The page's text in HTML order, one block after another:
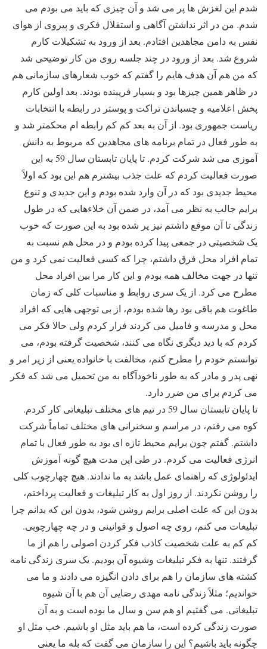
شدم این لغزش ها پر می شد و آن چیزی که باید می بودم می
شدم. من در اثر نداشتن آگاهی و استقلال فکری و پیروی از هوای
نفس به دامن مجاهدین افتادم. بعد از ورود به تشکیلات کارم
شروع شد. بعد از ورود در چند جلسه روی من کار توضیحی شد
که من هم آن هدف هایم را گفتم که خوب شعارهای سازمانی هم
در ظاهر همین چیزها بود و بسیار فریبنده بودند. بعد اولین کارم
پخش اعلامیه و چسباندن تراکت و پوستر در رابطه با انتخابات
ریاست جمهوری بود. از آن به بعد کم کم رابطه ام محکمتر شد و
به طور فعال در تمام برنامه های مجاهدین که مربوط به دانش
آموزی می شد شرکت کردم. تا پایان تابستان سال 59 به این
صورت فعالیت کردم که علت جذب بیشترم هم این بود که اولاً
محیط جدیدی بود که در آن وارد شده بودم و این جدیدی و تنوع
برایم جالب به نظر می آمد، در ضمن آن خلاءهایی که در طول
زندگی تا آن موقع داشتم نیز پر شده بود به این صورت که خوب
یک شخصیتی در جمعی پیدا کرده بودم و در محل هم نسبت به
تمام افراد محل فرق داشتم، چرا که کسی فعالیت نمی کرد و من
تنها در جهت مخالف همه بودم و این کار مرا بین افراد محل
مطرح می کرد. از یک سری روابط و مناسبات کلی که زمان
طاغوت هم باقی بود رها شده بودم، از بی توجهی هایی که افراد
محل و مدرسه و فامیل می کردند فرار کردم ولی حالا فکر می
کردم که با دید دیگری نگاه می کنند، شخصیت گرفته بودم، می
توانستم خودم را مطرح کنم، مخالفت با خانواده یعنی از زیر امر و
نهی پدر و مادر که به طور ناخودآگاه به من تحمیل می شد که فکر
می کردم برای من ضرر دارد.
تا پایان تابستان سال 59 در تیم های مختلف تبلیغاتی کار کردم.
کوه می رفتم، در مراسم و سخنرانی های مختلف تماماً شرکت
داشتم. گفتم چون برایم محیط تازه ای بود به طور فعال با تمام
انرژی فعالیت می کردم. در طی این مدت هیچ گونه آموزش
ایدئولوژی که راهنمای عمل باشد به ما ندادند. هیچ چهارچوب کلی
را روشن نکردند. از روز اول به کار تبلیغات و فعالیت پرداختم،
بدون این که علت اصلی برایم روشن شود، بدون این که بدانم چرا
تبلیغات می کنم، روی چه اصول و قوانینی و در چه چهارچوبی.
کم کم به علت شخصیت کاذب فکر کردن اصولی را هم از ما
گرفتند. تنها به فکر تبلیغات وشیوه آن بودیم. یک سری زندگی نامه
کشته های سازمان را هم برای دادن انگیزه می دادند و ما می
خواندیم؛ مثلاً زندگی نامه مهدی رضایی آن هم با آن شیوه
تبلیغاتی. می گفتیم او هم سن و سال ما بوده است و به آن
صورت زندگی کرده است، ما هم باید مثل او باشیم. خب مثل او
چگونه باید باشیم؟ این را سازمان می گفت که بله ما یعنی